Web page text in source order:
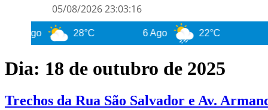
05/08/2026 23:03:18
28°C 22°C
Dia: 18 de outubro de 2025
Trechos da Rua São Salvador e Av.